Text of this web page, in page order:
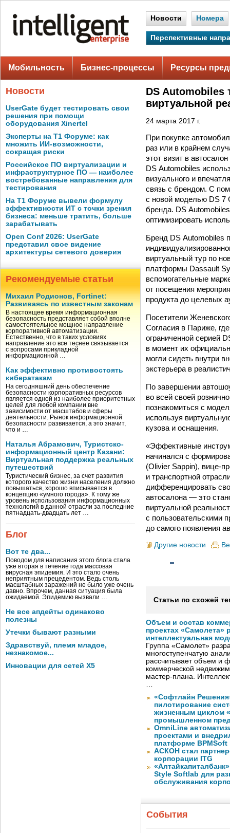
Новости Номера
Перспективные
Мобильность Бизнес-процессы Ресурсы
Новости
UserGate будет тестировать свои
решения при помощи
оборудования Xinertel
Эксперты на Т1 Форуме: как
множить ИИ-возможности,
сокращая риски
Российское ПО виртуализации и
инфраструктурное ПО — наиболее
востребованные направления для
тестирования
На Т1 Форуме вывели формулу
эффективности ИТ с точки зрения
бизнеса: меньше тратить, больше
зарабатывать
Open Conf 2026: UserGate
представил свое видение
архитектуры сетевого доверия
Рекомендуемые статьи
Михаил Родионов, Fortinet:
Развиваясь по известным законам
В настоящее время информационная
безопасность представляет собой вполне
самостоятельное мощное направление
корпоративной автоматизации.
Естественно, что в таких условиях
направление это все теснее связывается
с вопросами прикладной
информационной …
Как эффективно противостоять
кибератакам
На сегодняшний день обеспечение
безопасности корпоративных ресурсов
является одной из наиболее приоритетных
целей для любой компании вне
зависимости от масштабов и сферы
деятельности. Рынок информационной
безопасности развивается, а это значит,
что и …
Наталья Абрамович, Туристско-
информационный центр Казани:
Виртуальная поддержка реальных
путешествий
Туристический бизнес, за счет развития
которого качество жизни населения должно
повышаться, хорошо вписывается в
концепцию «умного города». К тому же
уровень использования информационных
технологий в данной отрасли за последние
пятнадцать-двадцать лет …
Блог
Вот те два...
Поводом для написания этого блога стала
уже вторая в течение года массовая
вирусная эпидемия. И это стало очень
неприятным прецедентом. Ведь столь
масштабных заражений не было уже очень
давно. Впрочем, данная ситуация была
ожидаемой. Эпидемию вызвали …
Не все апдейты одинаково
полезны
Утечки бывают разными
Здравствуй, племя младое,
незнакомое...
Инновации для сетей X5
DS
виртуальной
24 марта 2017 г.
При покупке
раз или в крайнем
этот визит в
DS Automobiles
визуального и
связь с брендом. С
с новой моделью DS 7
бренда. DS
оптимизировать
Бренд DS Automobiles
виртуальный тур по
платформы Dassault
вспомогательные
от посещения
продукта до целевых
Посетители
Согласия в Париже,
ограниченной серией
в момент их
могли сидеть внутри
экстерьера в
По завершении
во всей своей
познакомиться с
используя
кузова и оснащения.
«Эффективные
начинался с
(Olivier Sappin), вице-
и транспортной
дифференцировать
автосалона — это
виртуальной
с пользовательскими
до самого появления
Другие новости
Статьи по схожей
Объем и состав
проектах «Самолета»
интеллектуальная
Группа «Самолет»
многоступенчатую
рассчитывает объем и
коммерческой
мастер-плана.
…
«Софтлайн
пилотирование
жизненным циклом
промышленном
OmniLine
проектами и
платформе BPMSoft
АСКОН стал
корпорации ITG
Style Softlab для
обслуживания
События